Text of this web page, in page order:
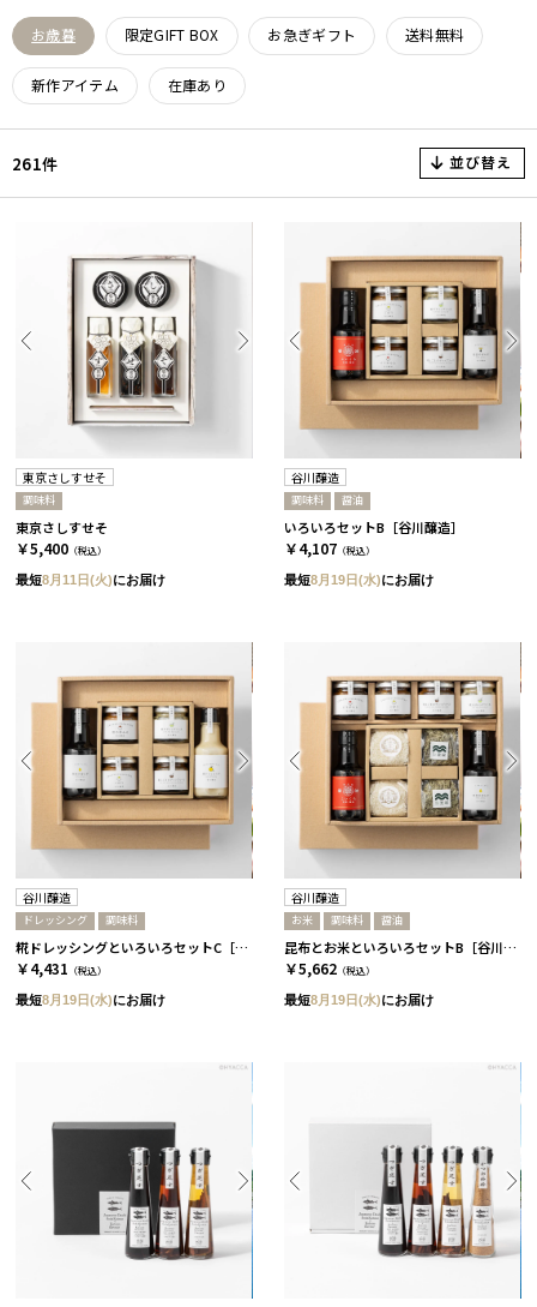
お歳暮 限定GIFT BOX お急ぎギフト 送料無料
新作アイテム 在庫あり
261件 並び替え
東京さしすせそ
調味料
東京さしすせそ
￥5,400 （税込）
最短8月11日(火)にお届け
谷川醸造
調味料 醤油
いろいろセットB［谷川醸造］
￥4,107 （税込）
最短8月19日(水)にお届け
谷川醸造
ドレッシング 調味料
糀ドレッシングといろいろセットC［谷川醸造］
￥4,431 （税込）
最短8月19日(水)にお届け
谷川醸造
お米 調味料 醤油
昆布とお米といろいろセットB［谷川醸造］
￥5,662 （税込）
最短8月19日(水)にお届け